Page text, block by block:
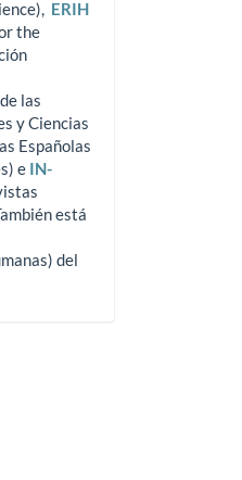
ERIH
the
las
y Ciencias
Españolas
e IN-
está
del